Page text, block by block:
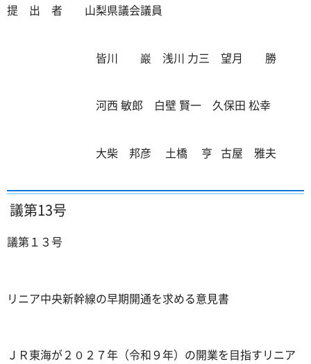
提 出 者 山梨県議会議員
皆川 巖 浅川 力三 望月 勝
河西 敏郎 白壁 賢一 久保田 松幸
大柴 邦彦 土橋 亨 古屋 雅夫
議第13号
議第１３号
リニア中央新幹線の早期開通を求める意見書
ＪＲ東海が２０２７年（令和９年）の開業を目指すリニア